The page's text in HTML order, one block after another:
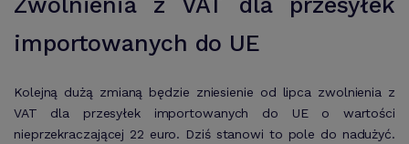
Zwolnienia z VAT dla przesyłek
importowanych do UE
Kolejną dużą zmianą będzie zniesienie od lipca zwolnienia z
VAT dla przesyłek importowanych do UE o wartości
nieprzekraczającej 22 euro. Dziś stanowi to pole do nadużyć.